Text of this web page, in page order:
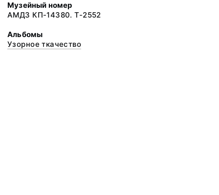
Музейный номер
АМДЗ КП-14380. Т-2552
Альбомы
Узорное ткачество